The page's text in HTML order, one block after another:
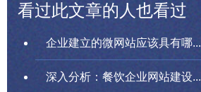
看过此文章的人也看过
企业建立的微网站应该具有哪...
深入分析：餐饮企业网站建设...